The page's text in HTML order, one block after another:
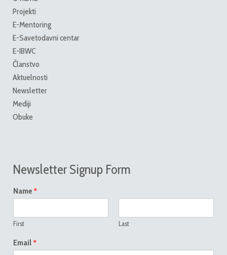
Projekti
E-Mentoring
E-Savetodavni centar
E-IBWC
Članstvo
Aktuelnosti
Newsletter
Mediji
Obuke
Newsletter Signup Form
Name *
First Last
Email *